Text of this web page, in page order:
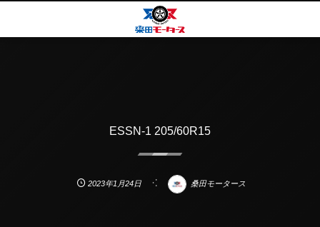
ESSN-1 205/60R15
2023年1月24日 桑田モータース